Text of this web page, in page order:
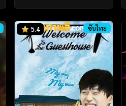
5.4 ซับไทย